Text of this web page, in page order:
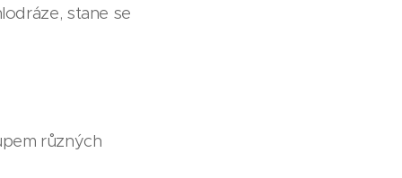
stane se
různých